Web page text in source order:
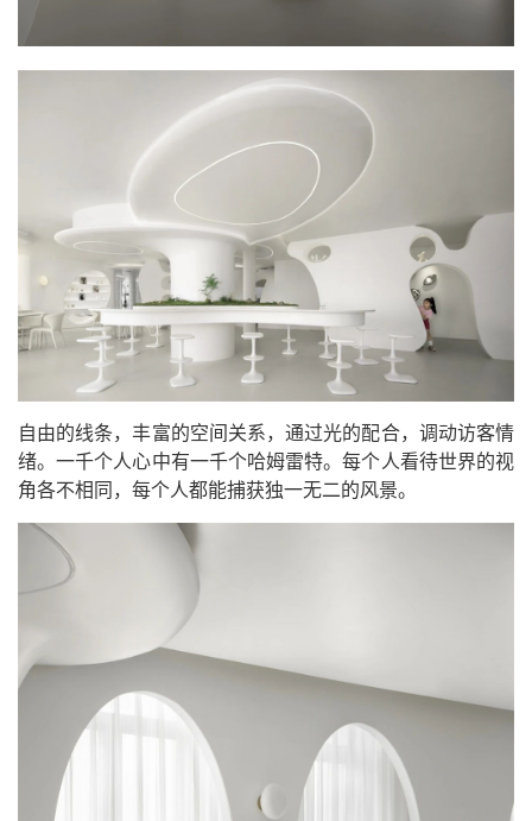
自由的线条，丰富的空间关系，通过光的配合，调动访客情
绪。一千个人心中有一千个哈姆雷特。每个人看待世界的视
角各不相同，每个人都能捕获独一无二的风景。